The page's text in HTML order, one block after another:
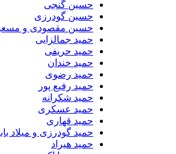
حسین گنجی
حسین گودرزی
حسین مقصودی و مسعود اتمام
حمید جمالزایی
حمید حریفی
حمید خندان
حمید رضوی
حمید رفیع پور
حمید شکرانه
حمید عسکری
حمید قهاری
حمید گودرزی و میلاد بابایی
حمید هیراد